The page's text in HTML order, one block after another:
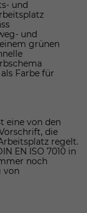
und
und
grünen
Farbe für
eine von den
die
regelt.
EN ISO 7010 in
noch
von